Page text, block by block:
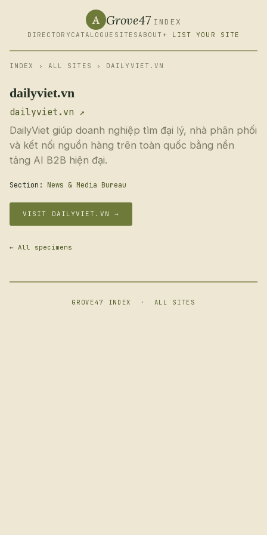
A Grove47 INDEX
DIRECTORY CATALOGUE SITESABOUT + LIST YOUR SITE
INDEX › ALL SITES › DAILYVIET.VN
dailyviet.vn
dailyviet.vn ↗
DailyViet giúp doanh nghiệp tìm đại lý, nhà phân phối
và kết nối nguồn hàng trên toàn quốc bằng nền
tảng AI B2B hiện đại.
Section: News & Media Bureau
VISIT DAILYVIET.VN →
← All specimens
GROVE47 INDEX · ALL SITES